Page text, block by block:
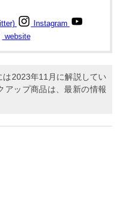
Instagram
website
は2023年11月に解説してい
アップ商品は、最新の情報